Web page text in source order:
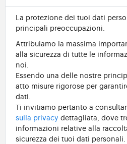
La protezione dei tuoi dati
principali preoccupazioni.
Attribuiamo la massima
alla sicurezza di tutte le
noi.
Essendo una delle nostre
atto misure rigorose per
dati.
Ti invitiamo pertanto a
sulla privacy dettagliata, dove
informazioni relative alla
sicurezza dei tuoi dati personali.